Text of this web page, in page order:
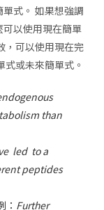
式。 如果想強調
以使用現在簡單
，可以使用現在完
或未來簡單式。
than
led to a
peptides
： Further